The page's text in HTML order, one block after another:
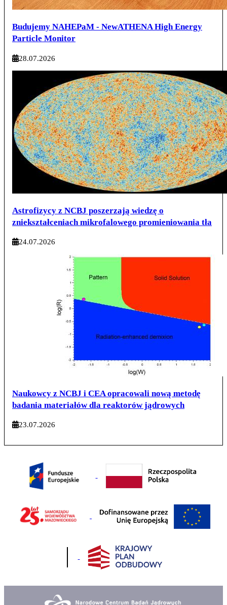
Budujemy NAHEPaM - NewATHENA High Energy
Particle Monitor
28.07.2026
Astrofizycy z NCBJ poszerzają wiedzę o
zniekształceniach mikrofalowego promieniowania tła
24.07.2026
Naukowcy z NCBJ i CEA opracowali nową metodę
badania materiałów dla reaktorów jądrowych
23.07.2026